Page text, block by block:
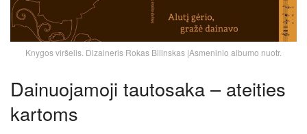
Knygos viršelis. Dizaineris Rokas Bilinskas |Asmeninio albumo nuotr.
Dainuojamoji tautosaka – ateities
kartoms